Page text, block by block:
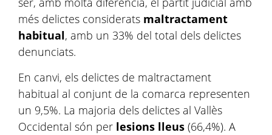
més delictes considerats maltractament
habitual, amb un 33% del total dels delictes
denunciats.
En canvi, els delictes de maltractament
habitual al conjunt de la comarca representen
un 9,5%. La majoria dels delictes al Vallès
Occidental són per lesions lleus (66,4%). A